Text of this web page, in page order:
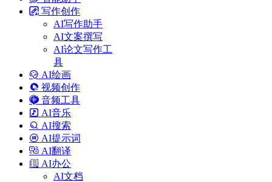
写作创作
AI写作助手
AI文案撰写
AI论文写作工
具
AI绘画
视频创作
音频工具
AI音乐
AI搜索
AI提示词
AI翻译
AI办公
AI文档